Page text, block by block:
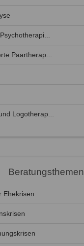
Paartherap...
Logotherap...
Beratungsthemen
Ehekrisen